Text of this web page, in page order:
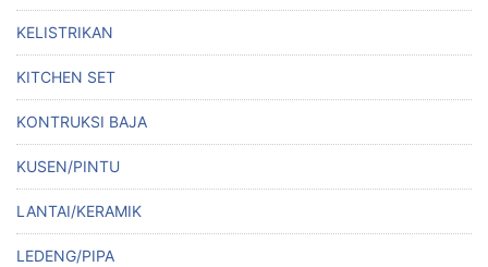
KELISTRIKAN
KITCHEN SET
KONTRUKSI BAJA
KUSEN/PINTU
LANTAI/KERAMIK
LEDENG/PIPA